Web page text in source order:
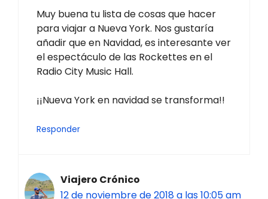
Muy buena tu lista de cosas que hacer
para viajar a Nueva York. Nos gustaría
añadir que en Navidad, es interesante ver
el espectáculo de las Rockettes en el
Radio City Music Hall.
¡¡Nueva York en navidad se transforma!!
Responder
Viajero Crónico
12 de noviembre de 2018 a las 10:05 am